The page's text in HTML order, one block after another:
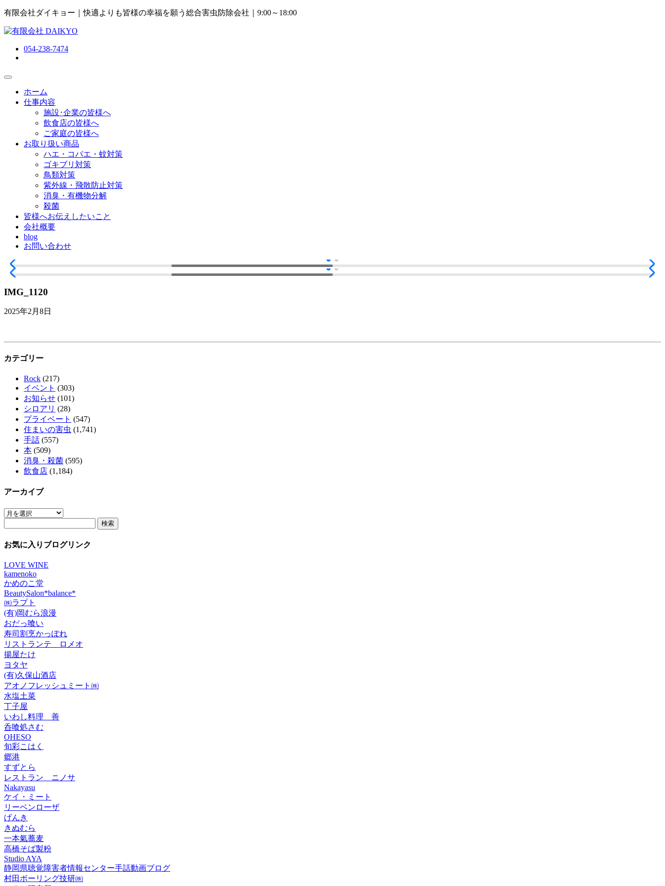
有限会社ダイキョー｜快適よりも皆様の幸福を願う総合害虫防除会社 ｜9:00～18:00
054-238-7474
ホーム
仕事内容
施設･企業の皆様へ
飲食店の皆様へ
ご家庭の皆様へ
お取り扱い商品
ハエ・コバエ・蚊対策
ゴキブリ対策
鳥類対策
紫外線・飛散防止対策
消臭・有機物分解
殺菌
皆様へお伝えしたいこと
会社概要
blog
お問い合わせ
IMG_1120
2025年2月8日
カテゴリー
Rock (217)
イベント (303)
お知らせ (101)
シロアリ (28)
プライベート (547)
住まいの害虫 (1,741)
手話 (557)
本 (509)
消臭・殺菌 (595)
飲食店 (1,184)
アーカイブ
ア
イ
お気に入りブログリンク
LOVE WINE
kamenoko
かめのこ堂
BeautySalon*balance*
㈱ラプト
(有)岡むら浪漫
おだっ喰い
寿司割烹かっぽれ
リストランテ ロメオ
揚屋たけ
ヨタヤ
(有)久保山酒店
アオノフレッシュミート㈱
水塩土菜
丁子屋
いわし料理 善
呑喰処さむ
OHESO
旬彩こはく
郷港
すずとら
レストラン ニノサ
Nakayasu
ケイ・ミート
リーベンローザ
げんき
きぬむら
一本氣蕎麦
高橋そば製粉
Studio AYA
静岡県聴覚障害者情報センター手話動画ブログ
村田ボーリング技研㈱